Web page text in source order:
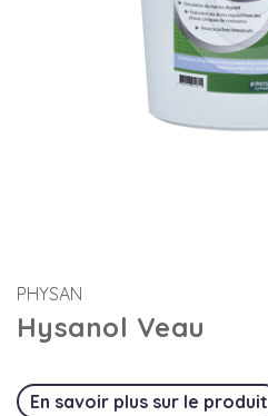
PHYSAN
Hysanol Veau
En savoir plus sur le produit